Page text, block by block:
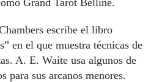
escribe el libro
en el que muestra técnicas de
A. E. Waite usa algunos de
para sus arcanos menores.